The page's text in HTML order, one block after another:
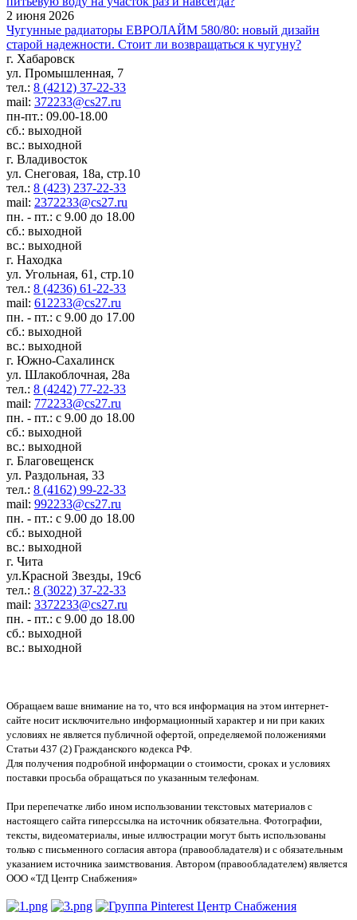
2 июня 2026
Чугунные радиаторы ЕВРОЛАЙМ 580/80: новый дизайн
старой надежности. Стоит ли возвращаться к чугуну?
г. Хабаровск
ул. Промышленная, 7
тел.: 8 (4212) 37-22-33
mail: 372233@cs27.ru
пн-пт.: 09.00-18.00
сб.: выходной
вс.: выходной
г. Владивосток
ул. Снеговая, 18а, стр.10
тел.: 8 (423) 237-22-33
mail: 2372233@cs27.ru
пн. - пт.: с 9.00 до 18.00
сб.: выходной
вс.: выходной
г. Находка
ул. Угольная, 61, стр.10
тел.: 8 (4236) 61-22-33
mail: 612233@cs27.ru
пн. - пт.: с 9.00 до 17.00
сб.: выходной
вс.: выходной
г. Южно-Сахалинск
ул. Шлакоблочная, 28а
тел.: 8 (4242) 77-22-33
mail: 772233@cs27.ru
пн. - пт.: с 9.00 до 18.00
сб.: выходной
вс.: выходной
г. Благовещенск
ул. Раздольная, 33
тел.: 8 (4162) 99-22-33
mail: 992233@cs27.ru
пн. - пт.: с 9.00 до 18.00
сб.: выходной
вс.: выходной
г. Чита
ул.Красной Звезды, 19с6
тел.: 8 (3022) 37-22-33
mail: 3372233@cs27.ru
пн. - пт.: с 9.00 до 18.00
сб.: выходной
вс.: выходной
Обращаем ваше внимание на то, что вся информация на этом интернет-
сайте носит исключительно информационный характер и ни при каких
условиях не является публичной офертой, определяемой положениями
Статьи 437 (2) Гражданского кодекса РФ.
Для получения подробной информации о стоимости, сроках и условиях
поставки просьба обращаться по указанным телефонам.
При перепечатке либо ином использовании текстовых материалов с
настоящего сайта гиперссылка на источник обязательна. Фотографии,
тексты, видеоматериалы, иные иллюстрации могут быть использованы
только с письменного согласия автора (правообладателя) и с обязательным
указанием источника заимствования. Автором (правообладателем) является
ООО «ТД Центр Снабжения»